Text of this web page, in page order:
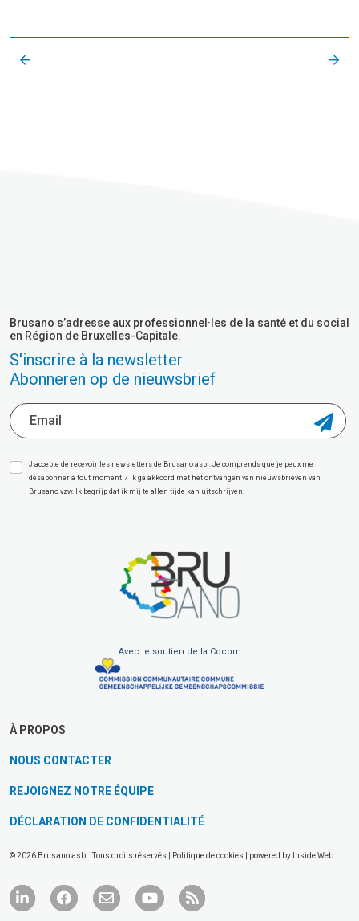
Brusano s’adresse aux professionnel·les de la santé et du social
en Région de Bruxelles-Capitale.
S'inscrire à la newsletter
Abonneren op de nieuwsbrief
J’accepte de recevoir les newsletters de Brusano asbl. Je comprends que je peux me
désabonner à tout moment. / Ik ga akkoord met het ontvangen van nieuwsbrieven van
Brusano vzw. Ik begrijp dat ik mij te allen tijde kan uitschrijven.
Avec le soutien de la Cocom
À PROPOS
NOUS CONTACTER
REJOIGNEZ NOTRE ÉQUIPE
DÉCLARATION DE CONFIDENTIALITÉ
© 2026 Brusano asbl. Tous droits réservés | Politique de cookies | powered by Inside Web